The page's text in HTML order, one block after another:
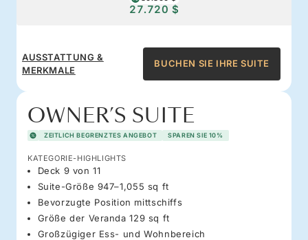
27.720 $
AUSSTATTUNG &
MERKMALE
BUCHEN SIE IHRE SUITE
OWNER’S SUITE
ZEITLICH BEGRENZTES ANGEBOT SPAREN SIE 10%
KATEGORIE-HIGHLIGHTS
Deck 9 von 11
Suite-Größe 947–1,055 sq ft
Bevorzugte Position mittschiffs
Größe der Veranda 129 sq ft
Großzügiger Ess- und Wohnbereich